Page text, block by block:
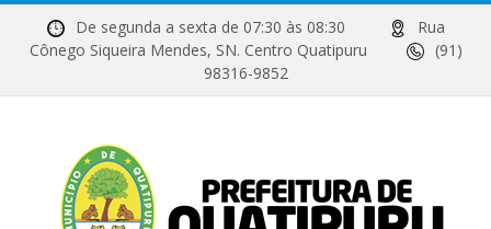
De segunda a sexta de 07:30 às 08:30
Rua
Cônego Siqueira Mendes, SN. Centro Quatipuru
(91)
98316-9852